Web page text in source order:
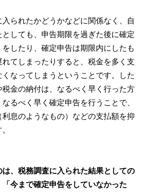
られたかどうかなどに関係なく、自
しても、申告期限を過ぎた後に確定
したり、確定申告は期限内にしたも
てしまったりすると、税金を多く支
なってしまうということです。した
金の納付は、なるべく早く行った方
るべく早く確定申告を行うことで、
息のようなもの）などの支払額を抑
は、税務調査に入られた結果としての
今まで確定申告をしていなかった